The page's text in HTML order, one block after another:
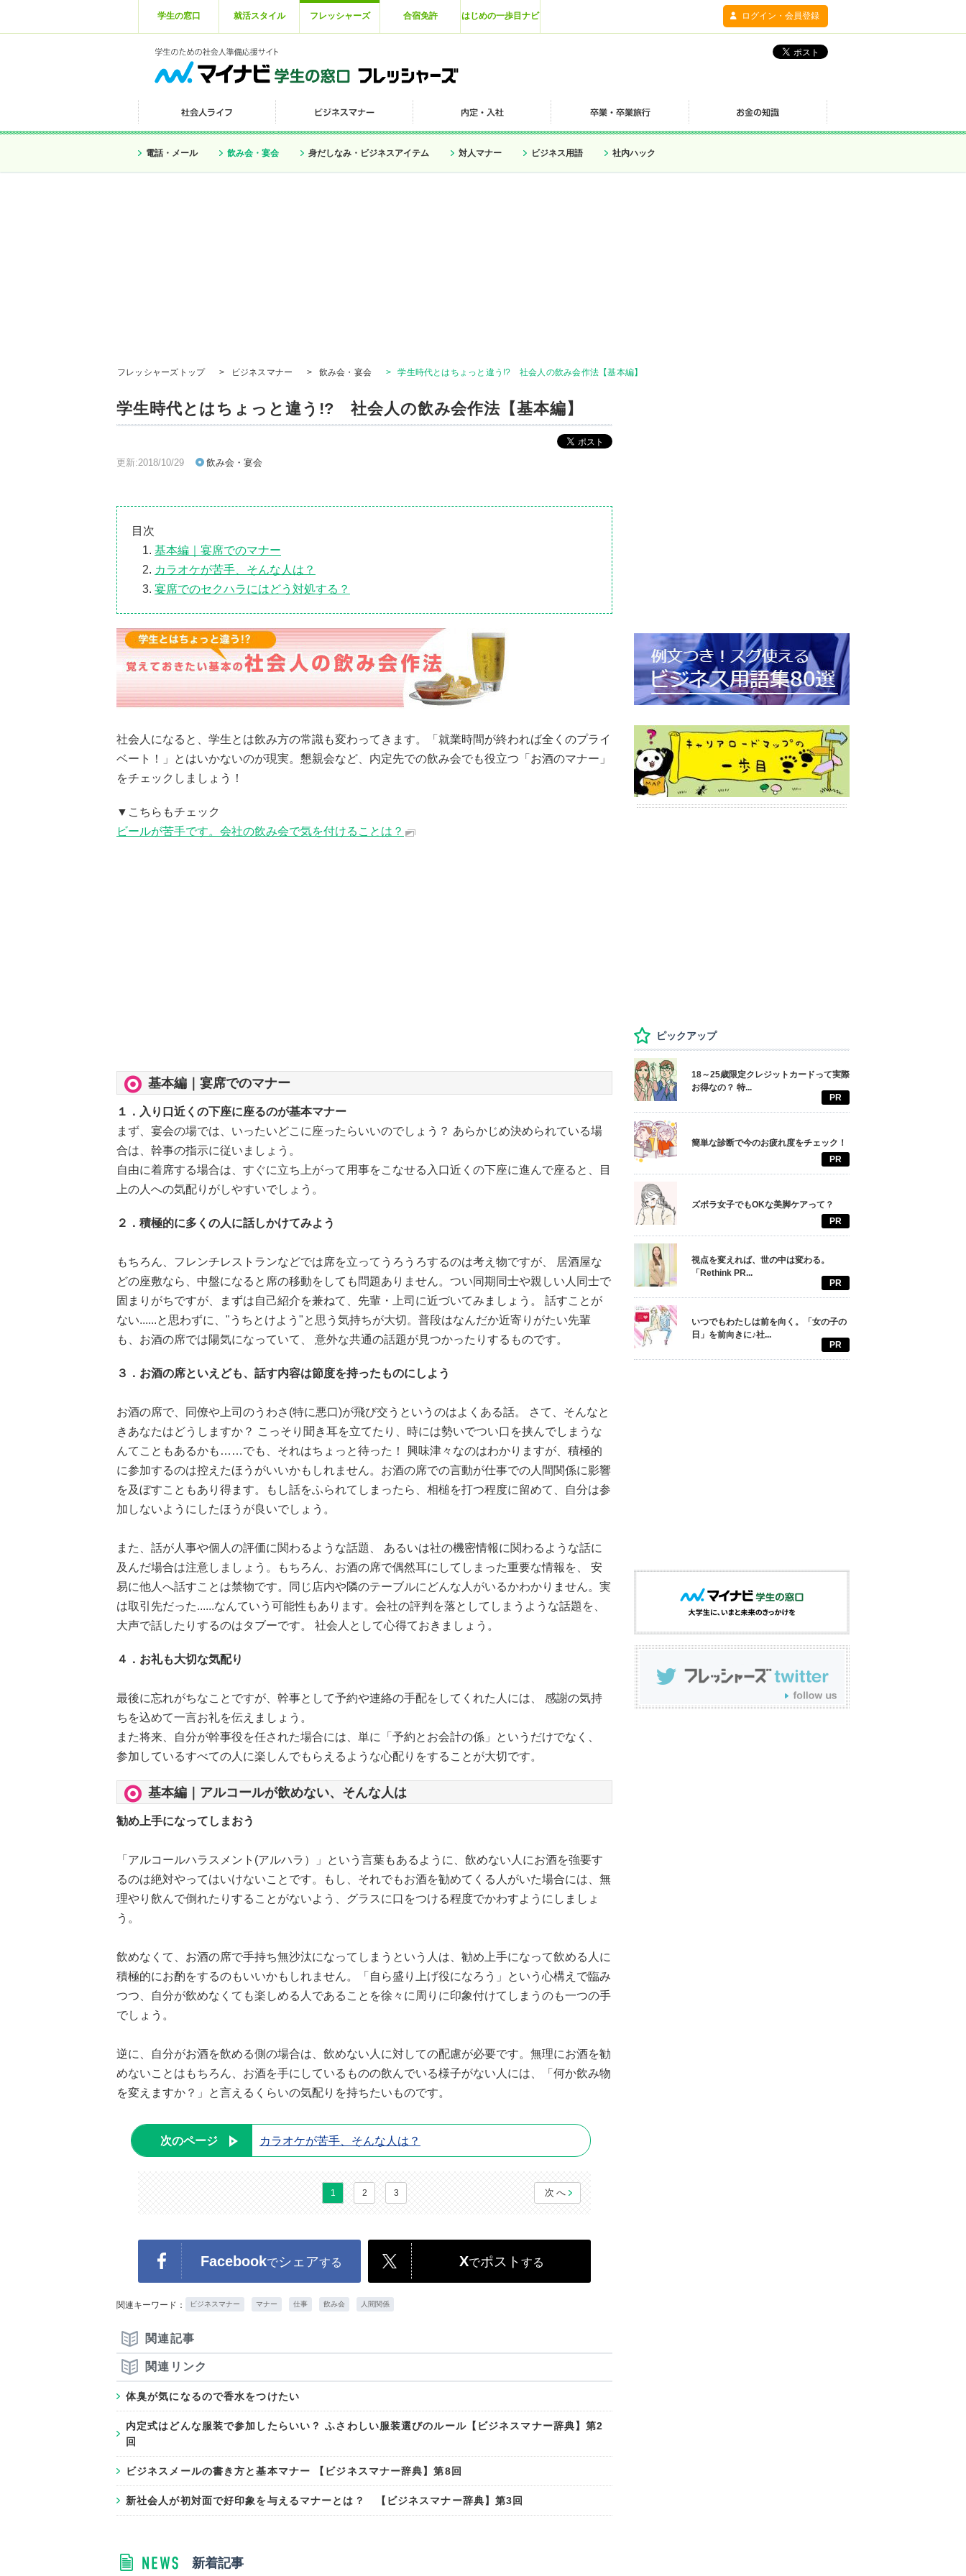
学生の窓口 就活スタイル フレッシャーズ 合宿免許 はじめの一歩目ナビ ログイン・会員登録
電話・メール 飲み会・宴会 身だしなみ・ビジネスアイテム 対人マナー ビジネス用語 社内ハック
フレッシャーズトップ > ビジネスマナー > 飲み会・宴会 > 学生時代とはちょっと違う!? 社会人の飲み会作法【基本編】
学生時代とはちょっと違う!? 社会人の飲み会作法【基本編】
更新:2018/10/29 飲み会・宴会
目次
基本編｜宴席でのマナー
カラオケが苦手、そんな人は？
宴席でのセクハラにはどう対処する？
社会人になると、学生とは飲み方の常識も変わってきます。「就業時間が終われば全くのプライ
ベート！」とはいかないのが現実。懇親会など、内定先での飲み会でも役立つ「お酒のマナー」
をチェックしましょう！
▼こちらもチェック
ビールが苦手です。会社の飲み会で気を付けることは？
基本編｜宴席でのマナー
１．入り口近くの下座に座るのが基本マナー
まず、宴会の場では、いったいどこに座ったらいいのでしょう？ あらかじめ決められている場
合は、幹事の指示に従いましょう。
自由に着席する場合は、すぐに立ち上がって用事をこなせる入口近くの下座に進んで座ると、目
上の人への気配りがしやすいでしょう。
２．積極的に多くの人に話しかけてみよう
もちろん、フレンチレストランなどでは席を立ってうろうろするのは考え物ですが、 居酒屋な
どの座敷なら、中盤になると席の移動をしても問題ありません。つい同期同士や親しい人同士で
固まりがちですが、まずは自己紹介を兼ねて、先輩・上司に近づいてみましょう。 話すことが
ない......と思わずに、"うちとけよう"と思う気持ちが大切。普段はなんだか近寄りがたい先輩
も、お酒の席では陽気になっていて、 意外な共通の話題が見つかったりするものです。
３．お酒の席といえども、話す内容は節度を持ったものにしよう
お酒の席で、同僚や上司のうわさ(特に悪口)が飛び交うというのはよくある話。 さて、そんなと
きあなたはどうしますか？ こっそり聞き耳を立てたり、時には勢いでつい口を挟んでしまうな
んてこともあるかも……でも、それはちょっと待った！ 興味津々なのはわかりますが、積極的
に参加するのは控えたほうがいいかもしれません。お酒の席での言動が仕事での人間関係に影響
を及ぼすこともあり得ます。もし話をふられてしまったら、相槌を打つ程度に留めて、自分は参
加しないようにしたほうが良いでしょう。
また、話が人事や個人の評価に関わるような話題、 あるいは社の機密情報に関わるような話に
及んだ場合は注意しましょう。もちろん、お酒の席で偶然耳にしてしまった重要な情報を、 安
易に他人へ話すことは禁物です。同じ店内や隣のテーブルにどんな人がいるかわかりません。実
は取引先だった......なんていう可能性もあります。会社の評判を落としてしまうような話題を、
大声で話したりするのはタブーです。 社会人として心得ておきましょう。
４．お礼も大切な気配り
最後に忘れがちなことですが、幹事として予約や連絡の手配をしてくれた人には、 感謝の気持
ちを込めて一言お礼を伝えましょう。
また将来、自分が幹事役を任された場合には、単に「予約とお会計の係」というだけでなく、
参加しているすべての人に楽しんでもらえるような心配りをすることが大切です。
基本編｜アルコールが飲めない、そんな人は
勧め上手になってしまおう
「アルコールハラスメント(アルハラ）」という言葉もあるように、飲めない人にお酒を強要す
るのは絶対やってはいけないことです。もし、それでもお酒を勧めてくる人がいた場合には、無
理やり飲んで倒れたりすることがないよう、グラスに口をつける程度でかわすようにしましょ
う。
飲めなくて、お酒の席で手持ち無沙汰になってしまうという人は、勧め上手になって飲める人に
積極的にお酌をするのもいいかもしれません。「自ら盛り上げ役になろう」という心構えで臨み
つつ、自分が飲めなくても楽しめる人であることを徐々に周りに印象付けてしまうのも一つの手
でしょう。
逆に、自分がお酒を飲める側の場合は、飲めない人に対しての配慮が必要です。無理にお酒を勧
めないことはもちろん、お酒を手にしているものの飲んでいる様子がない人には、「何か飲み物
を変えますか？」と言えるくらいの気配りを持ちたいものです。
次のページ カラオケが苦手、そんな人は？
1 2 3 次へ
Facebookでシェアする Xでポスト する
関連キーワード： ビジネスマナー マナー 仕事 飲み会 人間関係
関連記事
関連リンク
体臭が気になるので香水をつけたい
内定式はどんな服装で参加したらいい？ ふさわしい服装選びのルール【ビジネスマナー辞典】第2
回
ビジネスメールの書き方と基本マナー 【ビジネスマナー辞典】第8回
新社会人が初対面で好印象を与えるマナーとは？ 【ビジネスマナー辞典】第3回
新着記事
ピックアップ
18～25歳限定クレジットカードって実際
お得なの？ 特...
PR
簡単な診断で今のお疲れ度をチェック！
PR
ズボラ女子でもOKな美脚ケアって？
PR
視点を変えれば、世の中は変わる。
「Rethink PR...
PR
いつでもわたしは前を向く。「女の子の
日」を前向きに♪社...
PR